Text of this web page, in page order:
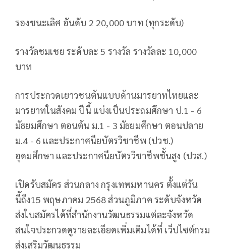
รองชนะเลิศ อันดับ 2 20,000 บาท (ทุกระดับ)
รางวัลชมเชย ระดับละ 5 รางวัล รางวัลละ 10,000
บาท
การประกวดเยาวชนต้นแบบด้านมารยาทไทยและ
มารยาทในสังคม ปีนี้ แบ่งเป็นประถมศึกษา ป.1 - 6
มัธยมศึกษา ตอนต้น ม.1 - 3 มัธยมศึกษา ตอนปลาย
ม.4 - 6 และประกาศนียบัตรวิชาชีพ (ปวช.)
อุดมศึกษา และประกาศนียบัตรวิชาชีพชั้นสูง (ปวส.)
เปิดรับสมัคร ส่วนกลาง กรุงเทพมหานคร ตั้งแต่วัน
นีัถึง15 พฤษภาคม 2568 ส่วนภูมิภาค ระดับจังหวัด
ส่งใบสมัครได้ที่สำนักงานวัฒนธรรมแต่ละจังหวัด
สนใจประกวดดูรายละเอียดเพิ่มเติมได้ที่ เว็ปไซต์กรม
ส่งเสริมวัฒนธรรม